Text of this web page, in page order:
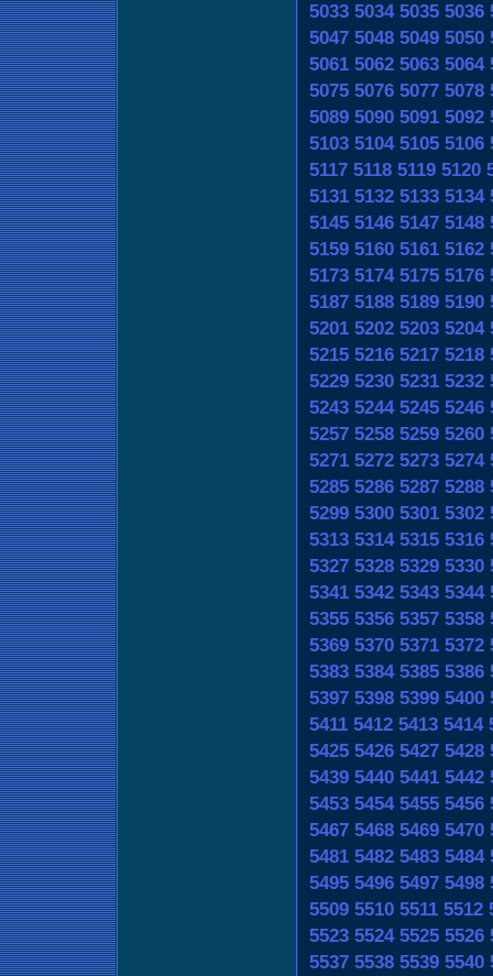
5033 5034 5035 5036
5047 5048 5049 5050
5061 5062 5063 5064
5075 5076 5077 5078
5089 5090 5091 5092
5103 5104 5105 5106
5117 5118 5119 5120
5131 5132 5133 5134
5145 5146 5147 5148
5159 5160 5161 5162
5173 5174 5175 5176
5187 5188 5189 5190
5201 5202 5203 5204
5215 5216 5217 5218
5229 5230 5231 5232
5243 5244 5245 5246
5257 5258 5259 5260
5271 5272 5273 5274
5285 5286 5287 5288
5299 5300 5301 5302
5313 5314 5315 5316
5327 5328 5329 5330
5341 5342 5343 5344
5355 5356 5357 5358
5369 5370 5371 5372
5383 5384 5385 5386
5397 5398 5399 5400
5411 5412 5413 5414
5425 5426 5427 5428
5439 5440 5441 5442
5453 5454 5455 5456
5467 5468 5469 5470
5481 5482 5483 5484
5495 5496 5497 5498
5509 5510 5511 5512
5523 5524 5525 5526
5537 5538 5539 5540